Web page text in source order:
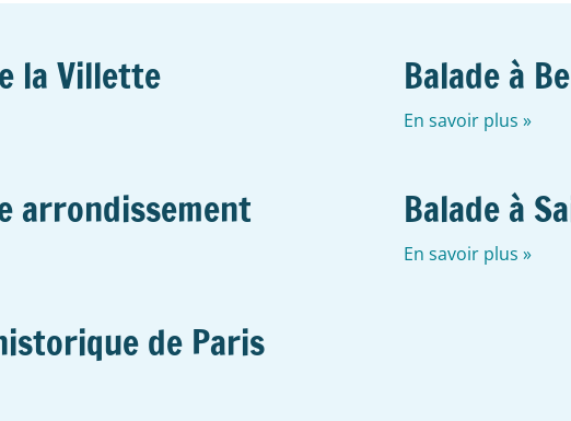
la Villette Balade à
En savoir plus »
arrondissement Balade à
En savoir plus »
de Paris